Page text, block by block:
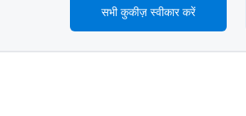
हमसे संपर्क करें
सभी कुकीज़ स्वीकार करें